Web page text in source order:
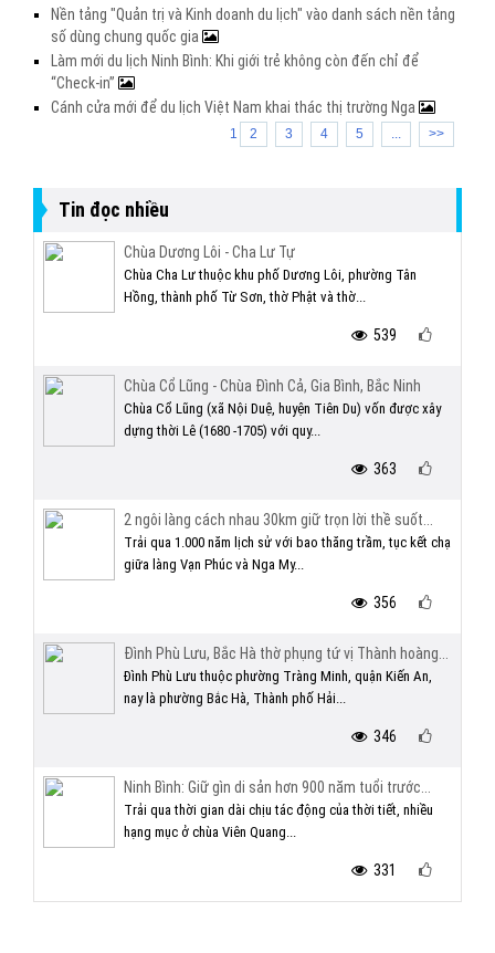
Nền tảng "Quản trị và Kinh doanh du lịch" vào danh sách nền tảng
số dùng chung quốc gia
Làm mới du lịch Ninh Bình: Khi giới trẻ không còn đến chỉ để
“Check-in”
Cánh cửa mới để du lịch Việt Nam khai thác thị trường Nga
1 2 3 4 5 ... >>
Tin đọc nhiều
Chùa Dương Lôi - Cha Lư Tự
Chùa Cha Lư thuộc khu phố Dương Lôi, phường Tân
Hồng, thành phố Từ Sơn, thờ Phật và thờ...
539
Chùa Cổ Lũng - Chùa Đình Cả, Gia Bình, Bắc Ninh
Chùa Cổ Lũng (xã Nội Duệ, huyện Tiên Du) vốn được xây
dựng thời Lê (1680 -1705) với quy...
363
2 ngôi làng cách nhau 30km giữ trọn lời thề suốt...
Trải qua 1.000 năm lịch sử với bao thăng trầm, tục kết chạ
giữa làng Vạn Phúc và Nga My...
356
Đình Phù Lưu, Bắc Hà thờ phụng tứ vị Thành hoàng...
Đình Phù Lưu thuộc phường Tràng Minh, quận Kiến An,
nay là phường Bắc Hà, Thành phố Hải...
346
Ninh Bình: Giữ gìn di sản hơn 900 năm tuổi trước...
Trải qua thời gian dài chịu tác động của thời tiết, nhiều
hạng mục ở chùa Viên Quang...
331